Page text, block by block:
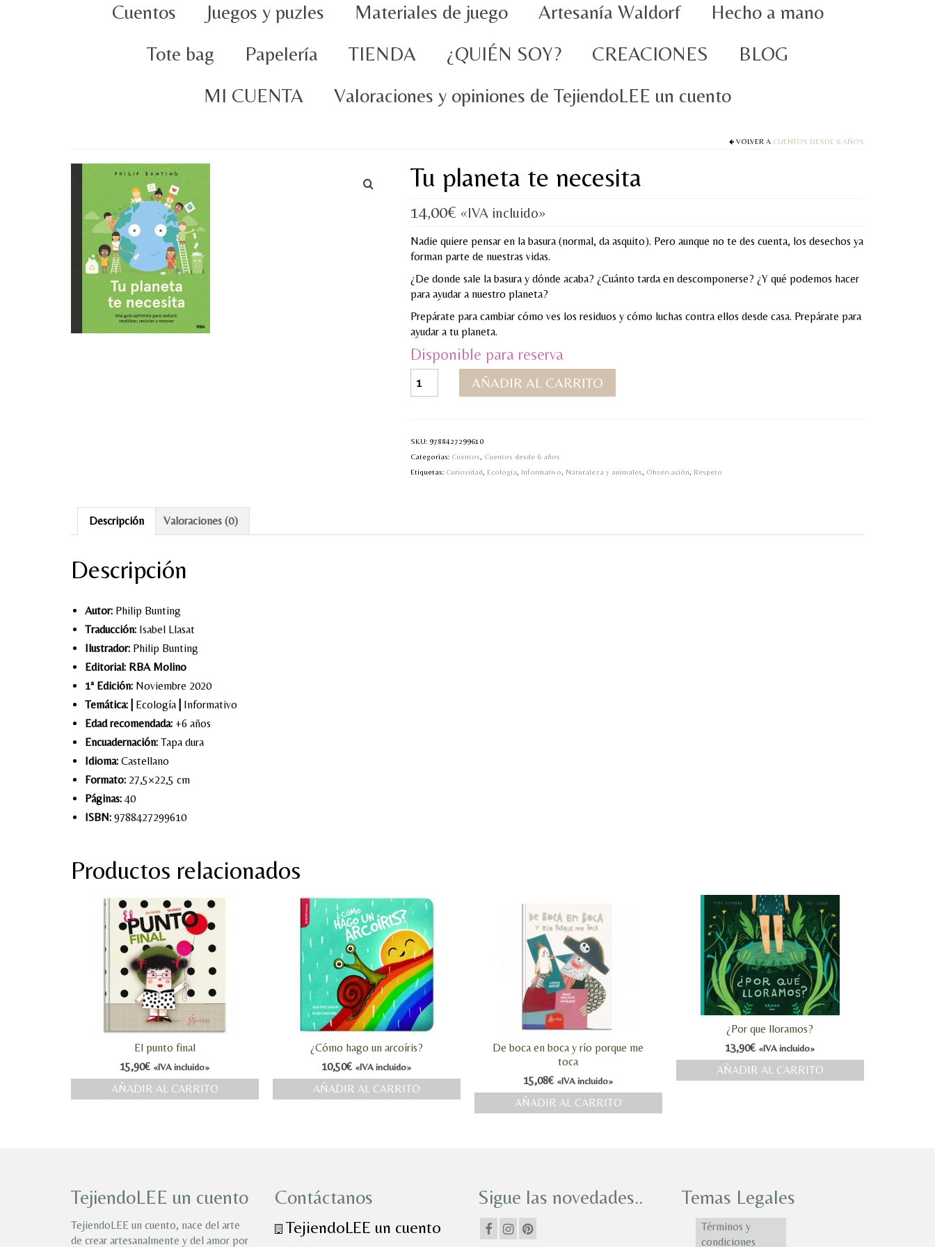
Cuentos Juegos y puzles Materiales de juego Artesanía Waldorf
Hecho a mano
Tote bag
Papelería TIENDA ¿QUIÉN SOY? CREACIONES
BLOG
MI CUENTA
Valoraciones y opiniones de TejiendoLEE un cuento
VOLVER A CUENTOS DESDE 6 AÑOS
Tu planeta te necesita
14,00€ «IVA incluido»
Nadie quiere pensar en la basura (normal, da asquito). Pero aunque no te des cuenta, los desechos ya
forman parte de nuestras vidas.
¿De donde sale la basura y dónde acaba? ¿Cuánto tarda en descomponerse? ¿Y qué podemos hacer
para ayudar a nuestro planeta?
Prepárate para cambiar cómo ves los residuos y cómo luchas contra ellos desde casa. Prepárate para
ayudar a tu planeta.
Disponible para reserva
planeta
cantidad
AÑADIR AL CARRITO
SKU: 9788427299610
Categorías: Cuentos
Cuentos desde 6 años
Etiquetas: Curiosidad Ecología Informativo Naturaleza y animales Observación Respeto
Descripción Valoraciones (0)
Descripción
Autor: Philip Bunting
Traducción: Isabel Llasat
Ilustrador: Philip Bunting
Editorial: RBA Molino
1ª Edición: Noviembre 2020
Temática:
Ecología
Informativo
Edad recomendada: +6 años
Encuadernación: Tapa dura
Idioma: Castellano
Formato: 27,5×22,5 cm
Páginas: 40
ISBN: 9788427299610
Productos relacionados
El punto final
15,90€ «IVA incluido»
AÑADIR AL CARRITO
¿Cómo hago un arcoíris?
10,50€ «IVA incluido»
AÑADIR AL CARRITO
De boca en boca y río porque me
toca
15,08€ «IVA incluido»
AÑADIR AL CARRITO
¿Por que lloramos?
13,90€ «IVA incluido»
AÑADIR AL CARRITO
TejiendoLEE un cuento
TejiendoLEE un cuento, nace del arte
de crear artesanalmente y del amor por
Contáctanos
TejiendoLEE un cuento
Sigue las novedades.. Temas Legales
Términos y
condiciones